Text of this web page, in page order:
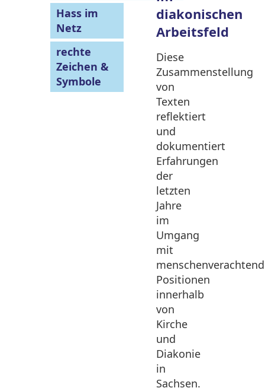
Hass im
Netz
rechte
Zeichen &
Symbole
diakonischen
Arbeitsfeld
Diese
Zusammenstellung
von
Texten
reflektiert
und
dokumentiert
Erfahrungen
der
letzten
Jahre
im
Umgang
mit
Positionen
innerhalb
von
Kirche
und
Diakonie
in
Sachsen.